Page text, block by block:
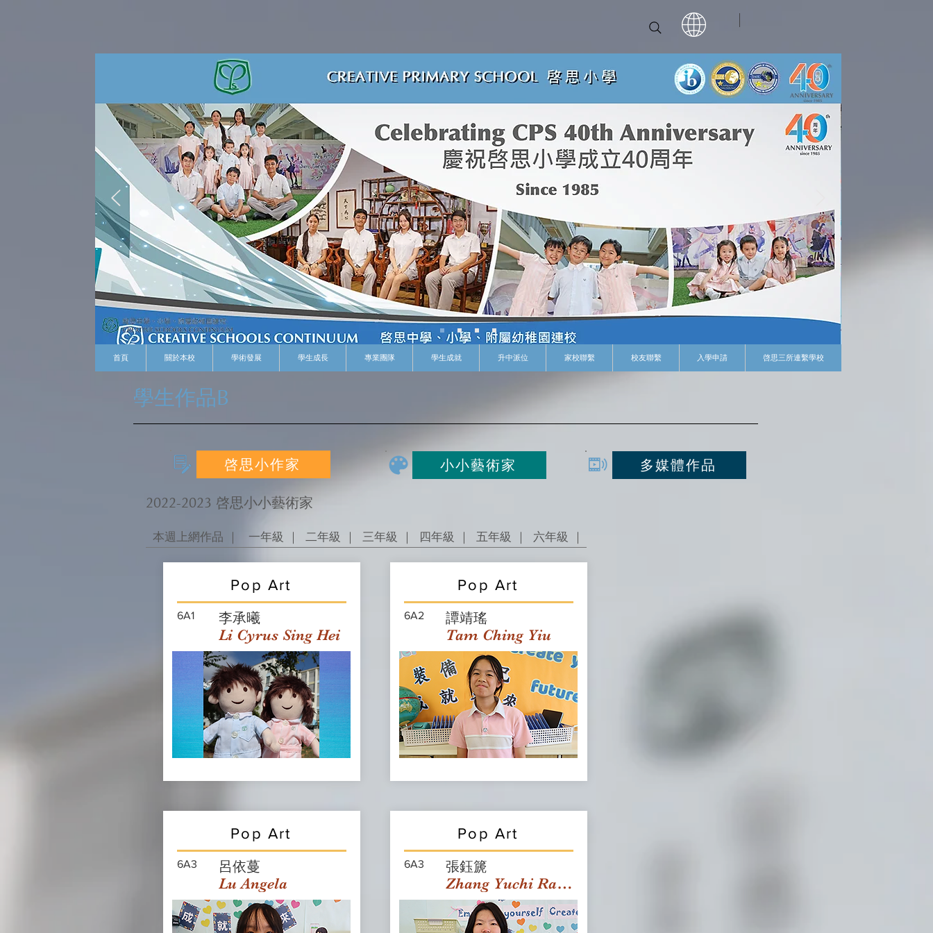
首頁 關於本校 學術發展 學生成長 專業團隊 學生成就 升中派位 家校聯繫 校友聯繫 入學申請 啓思三所連繫學校
學生作品B
啓思小作家 小小藝術家 多媒體作品
2022-2023 啓思小小藝術家
本週上網作品 ｜ 一年級 ｜ 二年級 ｜ 三年級 ｜ 四年級 ｜ 五年級 ｜ 六年級 ｜
Pop Art
6A1 李承曦
Li Cyrus Sing Hei
Pop Art
6A3 呂依蔓
Lu Angela
Pop Art
6A2 譚靖瑤
Tam Ching Yiu
Pop Art
6A3 張鈺篪
Zhang Yuchi Rachael